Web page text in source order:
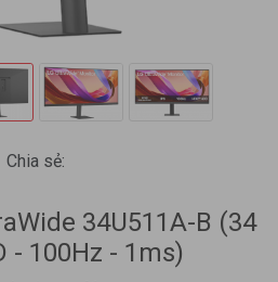
Chia sẻ:
34U511A-B (34
- 100Hz - 1ms)